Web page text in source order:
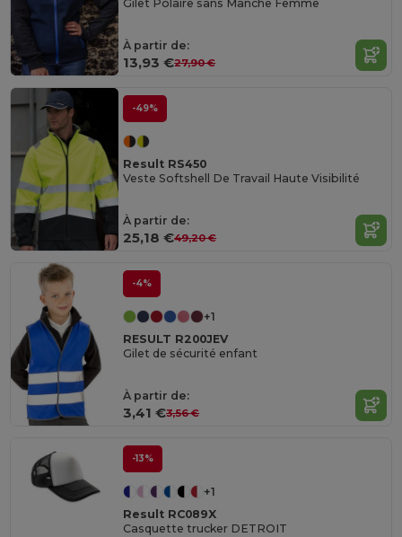
Gilet Polaire sans Manche Femme
À partir de:
13,93 €27,90 €
-49%
Result RS450
Veste Softshell De Travail Haute Visibilité
À partir de:
25,18 €49,20 €
-4%
+1
RESULT R200JEV
Gilet de sécurité enfant
À partir de:
3,41 €3,56 €
-13%
+1
Result RC089X
Casquette trucker DETROIT